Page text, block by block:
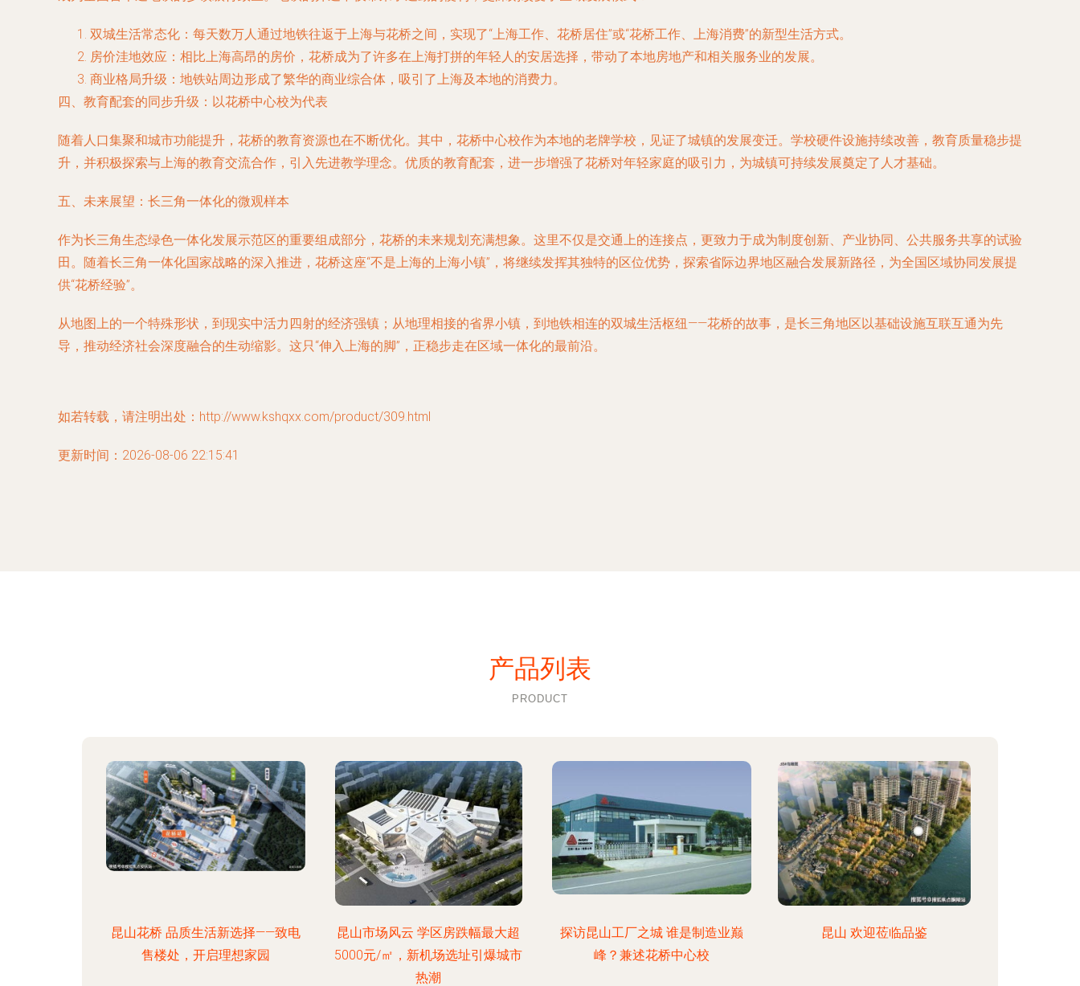
双城生活常态化：每天数万人通过地铁往返于上海与花桥之间，实现了“上海工作、花桥居住”或“花桥工作、上海消费”的新型生活方式。
房价洼地效应：相比上海高昂的房价，花桥成为了许多在上海打拼的年轻人的安居选择，带动了本地房地产和相关服务业的发展。
商业格局升级：地铁站周边形成了繁华的商业综合体，吸引了上海及本地的消费力。
四、教育配套的同步升级：以花桥中心校为代表
随着人口集聚和城市功能提升，花桥的教育资源也在不断优化。其中，花桥中心校作为本地的老牌学校，见证了城镇的发展变迁。学校硬件设施持续改善，教育质量稳步提
升，并积极探索与上海的教育交流合作，引入先进教学理念。优质的教育配套，进一步增强了花桥对年轻家庭的吸引力，为城镇可持续发展奠定了人才基础。
五、未来展望：长三角一体化的微观样本
作为长三角生态绿色一体化发展示范区的重要组成部分，花桥的未来规划充满想象。这里不仅是交通上的连接点，更致力于成为制度创新、产业协同、公共服务共享的试验
田。随着长三角一体化国家战略的深入推进，花桥这座“不是上海的上海小镇”，将继续发挥其独特的区位优势，探索省际边界地区融合发展新路径，为全国区域协同发展提
供“花桥经验”。
从地图上的一个特殊形状，到现实中活力四射的经济强镇；从地理相接的省界小镇，到地铁相连的双城生活枢纽——花桥的故事，是长三角地区以基础设施互联互通为先
导，推动经济社会深度融合的生动缩影。这只“伸入上海的脚”，正稳步走在区域一体化的最前沿。
如若转载，请注明出处：http://www.kshqxx.com/product/309.html
更新时间：2026-08-06 22:15:41
产品列表
PRODUCT
昆山花桥 品质生活新选择——致电
售楼处，开启理想家园
昆山市场风云 学区房跌幅最大超
5000元/㎡，新机场选址引爆城市
热潮
探访昆山工厂之城 谁是制造业巅
峰？兼述花桥中心校
昆山 欢迎莅临品鉴